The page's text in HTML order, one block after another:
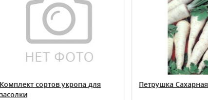
сортов укропа для
Петрушка Сахарная